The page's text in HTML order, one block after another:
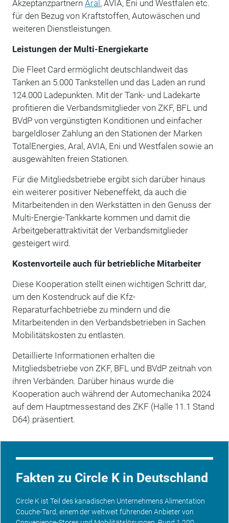
Akzeptanzpartnern Aral, AVIA, Eni und Westfalen etc.
für den Bezug von Kraftstoffen, Autowäschen und
weiteren Dienstleistungen.
Leistungen der Multi-Energiekarte
Die Fleet Card ermöglicht deutschlandweit das
Tanken an 5.000 Tankstellen und das Laden an rund
124.000 Ladepunkten. Mit der Tank- und Ladekarte
profitieren die Verbandsmitglieder von ZKF, BFL und
BVdP von vergünstigten Konditionen und einfacher
bargeldloser Zahlung an den Stationen der Marken
TotalEnergies, Aral, AVIA, Eni und Westfalen sowie an
ausgewählten freien Stationen.
Für die Mitgliedsbetriebe ergibt sich darüber hinaus
ein weiterer positiver Nebeneffekt, da auch die
Mitarbeitenden in den Werkstätten in den Genuss der
Multi-Energie-Tankkarte kommen und damit die
Arbeitgeberattraktivität der Verbandsmitglieder
gesteigert wird.
Kostenvorteile auch für betriebliche Mitarbeiter
Diese Kooperation stellt einen wichtigen Schritt dar,
um den Kostendruck auf die Kfz-
Reparaturfachbetriebe zu mindern und die
Mitarbeitenden in den Verbandsbetrieben in Sachen
Mobilitätskosten zu entlasten.
Detaillierte Informationen erhalten die
Mitgliedsbetriebe von ZKF, BFL und BVdP zeitnah von
ihren Verbänden. Darüber hinaus wurde die
Kooperation auch während der Automechanika 2024
auf dem Hauptmessestand des ZKF (Halle 11.1 Stand
D64) präsentiert.
Fakten zu Circle K in Deutschland
Circle K ist Teil des kanadischen Unternehmens Alimentation
Couche-Tard, einem der weltweit führenden Anbieter von